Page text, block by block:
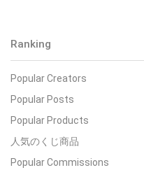
Ranking
Popular Creators
Popular Posts
Popular Products
人気のくじ商品
Popular Commissions